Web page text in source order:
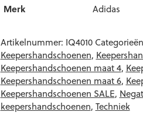
Artikelnummer: IQ4010
Keepershandschoenen,
Keepershandschoenen maat 4,
Keepershandschoenen maat 6,
Keepershandschoenen SALE,
keepershandschoenen, Techniek
Merk
Adidas